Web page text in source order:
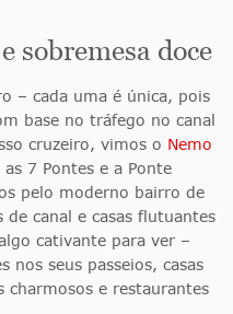
sobremesa doce
– cada uma é única, pois
base no tráfego no canal
cruzeiro, vimos o Nemo
7 Pontes e a Ponte
pelo moderno bairro de
de canal e casas flutuantes
cativante para ver –
nos seus passeios, casas
e restaurantes